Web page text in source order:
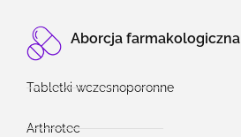
Aborcja farmakologiczna
Tabletki wczesnoporonne
Arthrotec